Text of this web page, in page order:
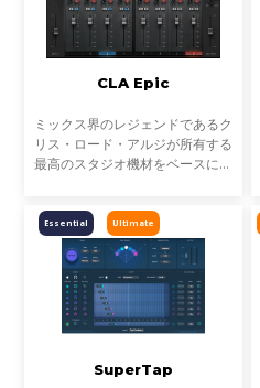
CLA Epic
ミックス界のレジェンドであるク
リス・ロード・アルジが所有する
最高のスタジオ機材をベースにし
にまとめました。 ブレンド、レ
イヤー、内部的にエフェ
Ultimate
Essential
SuperTap